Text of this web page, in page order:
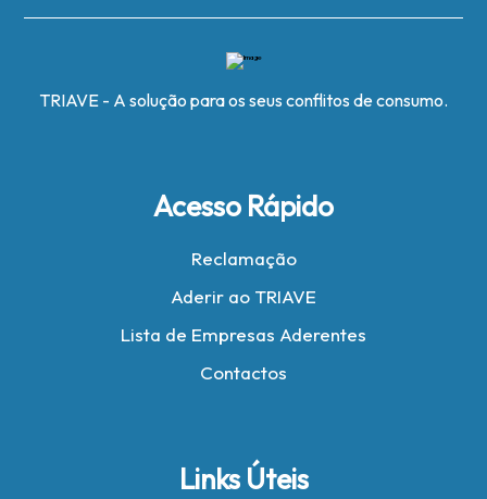
TRIAVE - A solução para os seus conflitos de consumo.
Acesso Rápido
Reclamação
Aderir ao TRIAVE
Lista de Empresas Aderentes
Contactos
Links Úteis